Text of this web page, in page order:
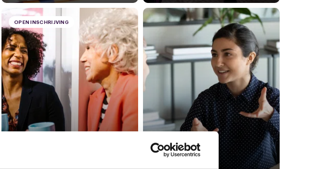
OPEN INSCHRIJVING
10 november 2026